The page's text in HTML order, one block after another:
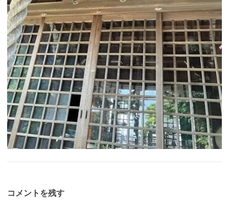
コメントを残す